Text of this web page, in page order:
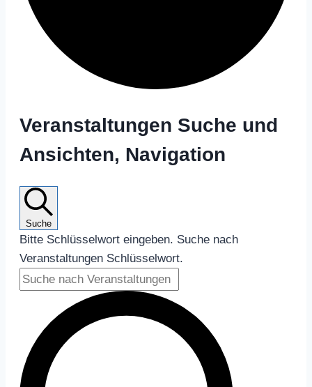
Veranstaltungen
Veranstaltungen Suche und
Ansichten, Navigation
Suche
Bitte Schlüsselwort eingeben. Suche nach
Veranstaltungen Schlüsselwort.